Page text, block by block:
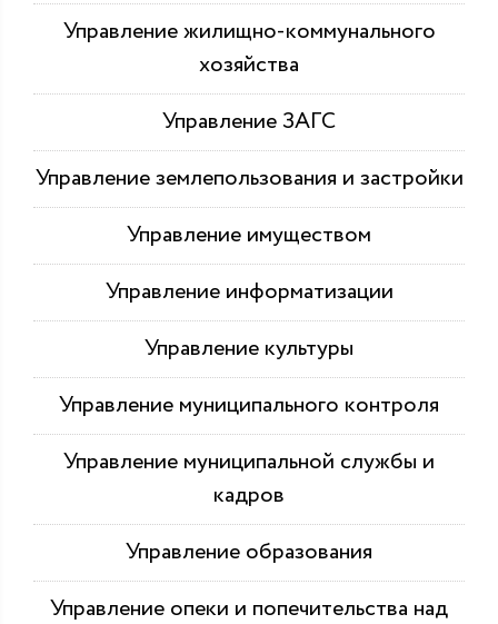
Управление жилищно-коммунального
хозяйства
Управление ЗАГС
Управление землепользования и застройки
Управление имуществом
Управление информатизации
Управление культуры
Управление муниципального контроля
Управление муниципальной службы и
кадров
Управление образования
Управление опеки и попечительства над